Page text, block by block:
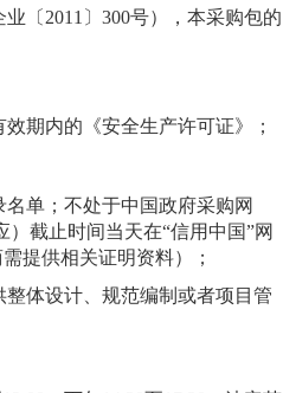
〔 2011 〕 300号），本采购包的
期内的《安全生产许可证》
；
单；不处于中国政府采购网
截止时间当天在“信用中国”网
提供相关证明资料）；
体设计、规范编制或者项目管